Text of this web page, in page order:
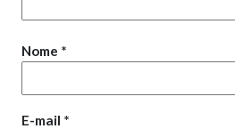
Nome *
E-mail *